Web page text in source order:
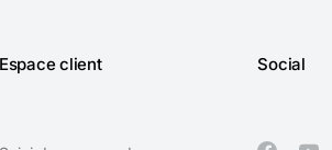
Espace client Social